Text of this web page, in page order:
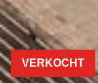
VERKOCHT